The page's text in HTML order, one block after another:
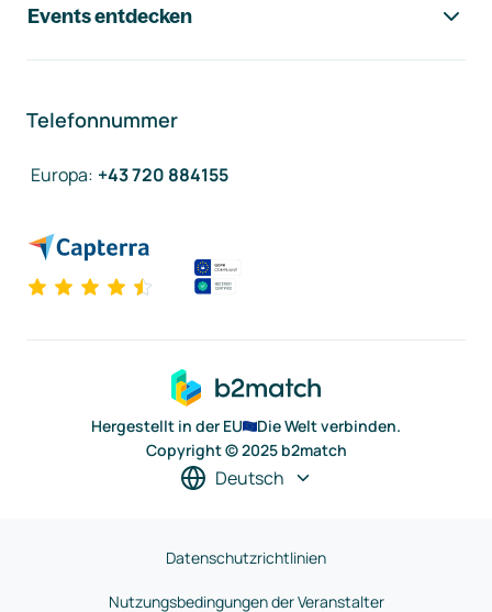
Events entdecken
Telefonnummer
Europa: +43 720 884155
Hergestellt in der EU
Die Welt verbinden.
Copyright © 2025 b2match
Deutsch
Datenschutzrichtlinien
Nutzungsbedingungen der Veranstalter